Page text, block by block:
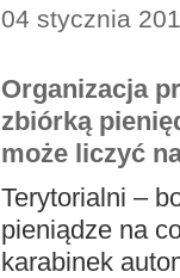
04 stycznia
Organizacja
zbiórką
może liczyć
Terytorialni –
pieniądze na
karabinek